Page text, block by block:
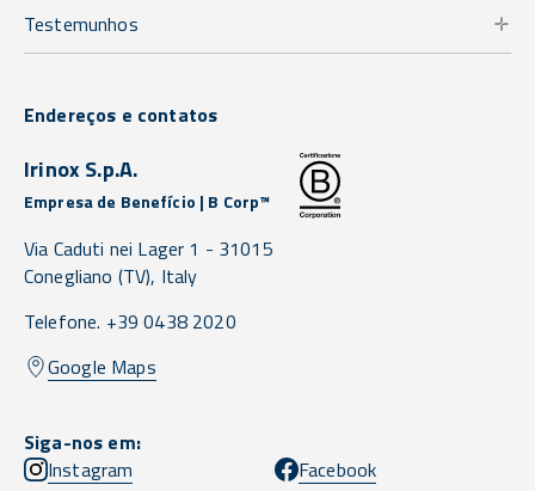
Testemunhos
Endereços e contatos
Irinox S.p.A.
Empresa de Benefício | B Corp™
Via Caduti nei Lager 1 - 31015
Conegliano (TV), Italy
Telefone. +39 0438 2020
Google Maps
Siga-nos em:
Instagram
Facebook